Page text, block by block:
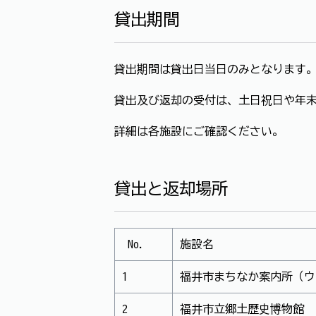
貸出期間
貸出期間は貸出日当日のみとなります
貸出及び返却の受付は、土日祝日や年
詳細は各施設にご確認ください。
貸出と返却場所
No. 施設名
1 福井市まちなか案内所（
2 福井市立郷土歴史博物館